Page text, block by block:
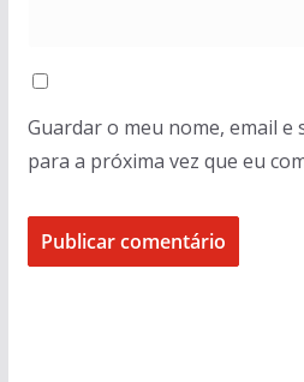
Guardar o meu nome, email e
para a próxima vez que eu